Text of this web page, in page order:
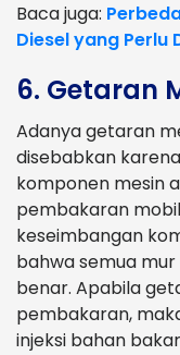
Baca juga:
Diesel yang Perlu
6. Getaran
Adanya getaran
disebabkan
komponen mesin
pembakaran
keseimbangan
bahwa semua
benar. Apabila
pembakaran,
injeksi bahan